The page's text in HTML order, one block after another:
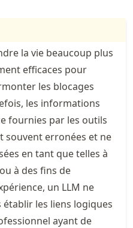
la vie beaucoup plus
efficaces pour
les blocages
les informations
fournies par les outils
souvent erronées et ne
en tant que telles à
à des fins de
un LLM ne
les liens logiques
ayant de